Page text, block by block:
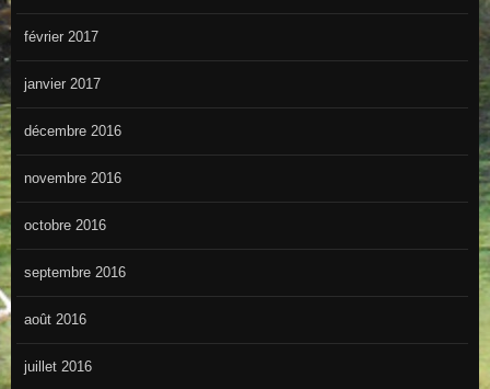
février 2017
janvier 2017
décembre 2016
novembre 2016
octobre 2016
septembre 2016
août 2016
juillet 2016